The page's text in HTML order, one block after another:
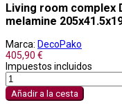
Living room complex
melamine
Marca: DecoPako
405,90 €
Impuestos incluidos
Añadir a la cesta